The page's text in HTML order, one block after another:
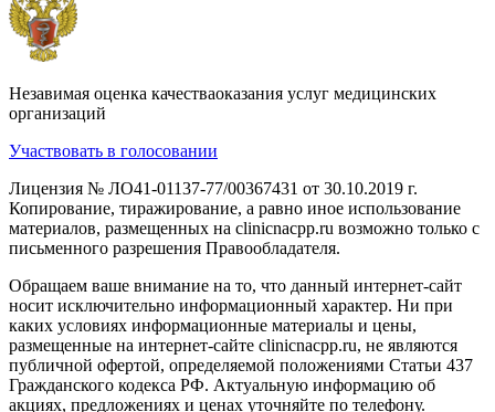
Незавимая оценка качестваоказания услуг медицинских
организаций
Участвовать в голосовании
Лицензия № ЛО41-01137-77/00367431 от 30.10.2019 г.
Копирование, тиражирование, а равно иное использование
материалов, размещенных на clinicnacpp.ru возможно только с
письменного разрешения Правообладателя.
Обращаем ваше внимание на то, что данный интернет-сайт
носит исключительно информационный характер. Ни при
каких условиях информационные материалы и цены,
размещенные на интернет-сайте clinicnacpp.ru, не являются
публичной офертой, определяемой положениями Статьи 437
Гражданского кодекса РФ. Актуальную информацию об
акциях, предложениях и ценах уточняйте по телефону.